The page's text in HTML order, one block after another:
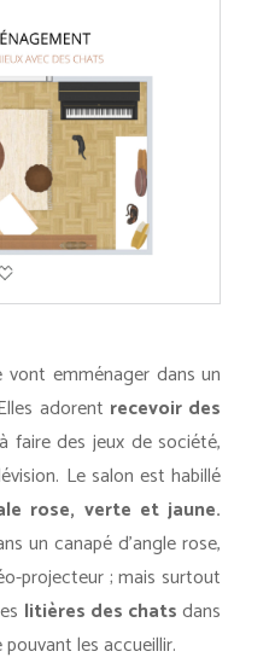
emménager dans un
adorent recevoir des
faire des jeux de société,
Le salon est habillé
rose, verte et jaune.
un canapé d’angle rose,
projecteur ; mais surtout
litières des chatsdans
les accueillir.